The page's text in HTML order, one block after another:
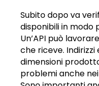
Subito dopo va
disponibili in modo
Un’API può
che riceve.
dimensioni
problemi anche